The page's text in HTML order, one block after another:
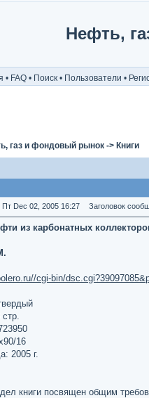
Нефть,
• FAQ • Поиск • Пользователи •
газ и фондовый рынок -> Книги
Пт Dec 02, 2005 16:27 Заголовок
из карбонатных
cgi-bin/
16
2005 г.
книги посвящен общим